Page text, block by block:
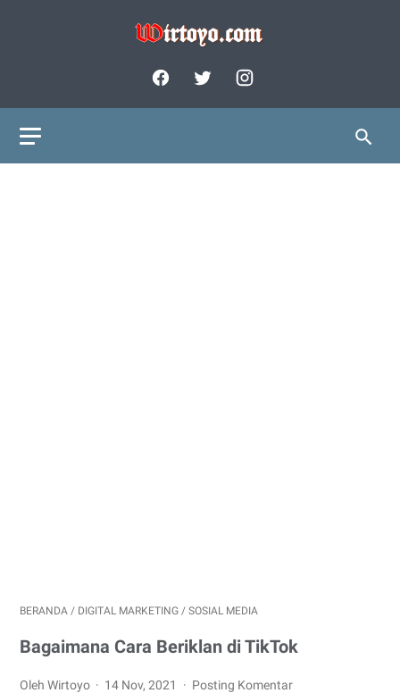
BERANDA / DIGITAL MARKETING / SOSIAL MEDIA
Bagaimana Cara Beriklan di TikTok
Oleh Wirtoyo 14 Nov, 2021 Posting Komentar